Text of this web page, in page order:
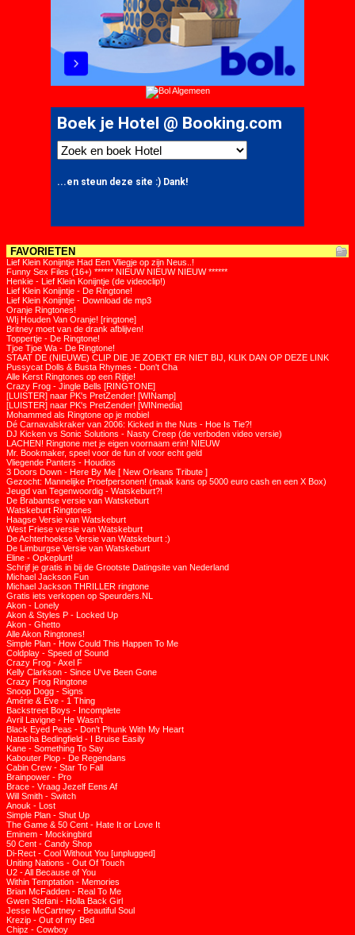
FAVORIETEN
Lief Klein Konijntje Had Een Vliegje op zijn Neus..!
Funny Sex Files (16+) ****** NIEUW NIEUW NIEUW ******
Henkie - Lief Klein Konijntje (de videoclip!)
Lief Klein Konijntje - De Ringtone!
Lief Klein Konijntje - Download de mp3
Oranje Ringtones!
WIj Houden Van Oranje! [ringtone]
Britney moet van de drank afblijven!
Toppertje - De Ringtone!
Tjoe Tjoe Wa - De Ringtone!
STAAT DE (NIEUWE) CLIP DIE JE ZOEKT ER NIET BIJ, KLIK DAN OP DEZE LINK
Pussycat Dolls & Busta Rhymes - Don't Cha
Alle Kerst Ringtones op een Rijtje!
Crazy Frog - Jingle Bells [RINGTONE]
[LUISTER] naar PK's PretZender! [WINamp]
[LUISTER] naar PK's PretZender! [WINmedia]
Mohammed als Ringtone op je mobiel
Dé Carnavalskraker van 2006: Kicked in the Nuts - Hoe Is Tie?!
DJ Kicken vs Sonic Solutions - Nasty Creep (de verboden video versie)
LACHEN! Ringtone met je eigen voornaam erin! NIEUW
Mr. Bookmaker, speel voor de fun of voor echt geld
Vliegende Panters - Houdios
3 Doors Down - Here By Me [ New Orleans Tribute ]
Gezocht: Mannelijke Proefpersonen! (maak kans op 5000 euro cash en een X Box)
Jeugd van Tegenwoordig - Watskeburt?!
De Brabantse versie van Watskeburt
Watskeburt Ringtones
Haagse Versie van Watskeburt
West Friese versie van Watskeburt
De Achterhoekse Versie van Watskeburt :)
De Limburgse Versie van Watskeburt
Eline - Opkeplurt!
Schrijf je gratis in bij de Grootste Datingsite van Nederland
Michael Jackson Fun
Michael Jackson THRILLER ringtone
Gratis iets verkopen op Speurders.NL
Akon - Lonely
Akon & Styles P - Locked Up
Akon - Ghetto
Alle Akon Ringtones!
Simple Plan - How Could This Happen To Me
Coldplay - Speed of Sound
Crazy Frog - Axel F
Kelly Clarkson - Since U've Been Gone
Crazy Frog Ringtone
Snoop Dogg - Signs
Amérie & Eve - 1 Thing
Backstreet Boys - Incomplete
Avril Lavigne - He Wasn't
Black Eyed Peas - Don't Phunk With My Heart
Natasha Bedingfield - I Bruise Easily
Kane - Something To Say
Kabouter Plop - De Regendans
Cabin Crew - Star To Fall
Brainpower - Pro
Brace - Vraag Jezelf Eens Af
Will Smith - Switch
Anouk - Lost
Simple Plan - Shut Up
The Game & 50 Cent - Hate It or Love It
Eminem - Mockingbird
50 Cent - Candy Shop
Di-Rect - Cool Without You [unplugged]
Uniting Nations - Out Of Touch
U2 - All Because of You
Within Temptation - Memories
Brian McFadden - Real To Me
Gwen Stefani - Holla Back Girl
Jesse McCartney - Beautiful Soul
Krezip - Out of my Bed
Chipz - Cowboy